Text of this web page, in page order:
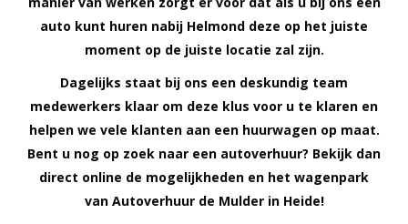
auto kunt huren nabij Helmond deze op het juiste
moment op de juiste locatie zal zijn.
Dagelijks staat bij ons een deskundig team
medewerkers klaar om deze klus voor u te klaren en
helpen we vele klanten aan een huurwagen op maat.
Bent u nog op zoek naar een autoverhuur? Bekijk dan
direct online de mogelijkheden en het wagenpark
van Autoverhuur de Mulder in Heide!